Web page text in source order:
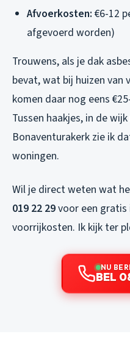
Afvoerkosten: €6-12
afgevoerd worden)
Trouwens, als je dak
bevat, wat bij huizen van
komen daar nog eens
Tussen haakjes, in de
Bonaventurakerk zie ik
woningen.
Wil je direct weten wat
019 22 29voor een
voorrijkosten. Ik kijk ter
NU
BEL